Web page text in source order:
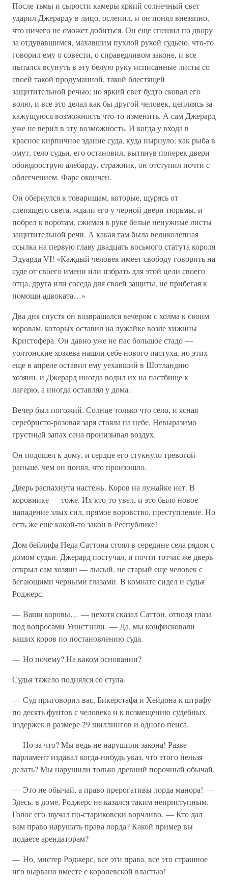
После тьмы и сырости камеры яркий солнечный свет
ударил Джерарду в лицо, ослепил, и он понял внезапно,
что ничего не сможет добиться. Он еще спешил по двору
за отдувавшимся, махавшим пухлой рукой судьею, что-то
говорил ему о совести, о справедливом законе, и все
пытался всунуть в эту белую руку исписанные листы со
своей такой продуманной, такой блестящей
защитительной речью; но яркий свет будто сковал его
волю, и все это делал как бы другой человек, цепляясь за
кажущуюся возможность что-то изменить. А сам Джерард
уже не верил в эту возможность. И когда у входа в
красное кирпичное здание суда, куда нырнуло, как рыба в
омут, тело судьи, его остановил, вытянув поперек двери
обоюдоострую алебарду, стражник, он отступил почти с
облегчением. Фарс окончен.
Он обернулся к товарищам, которые, щурясь от
слепящего света, ждали его у черной двери тюрьмы, и
побрел к воротам, сжимая в руке белые ненужные листы
защитительной речи. А какая там была великолепная
ссылка на первую главу двадцать восьмого статута короля
Эдуарда VI! «Каждый человек имеет свободу говорить на
суде от своего имени или избрать для этой цели своего
отца, друга или соседа для своей защиты, не прибегая к
помощи адвоката…»
Два дня спустя он возвращался вечером с холма к своим
коровам, которых оставил на лужайке возле хижины
Кристофера. Он давно уже не пас большое стадо —
уолтонские хозяева нашли себе нового пастуха, но этих
еще в апреле оставил ему уехавший в Шотландию
хозяин, и Джерард иногда водил их на пастбище к
лагерю, а иногда оставлял у дома.
Вечер был погожий. Солнце только что село, и ясная
серебристо-розовая заря стояла на небе. Невыразимо
грустный запах сена пронизывал воздух.
Он подошел к дому, и сердце его стукнуло тревогой
раньше, чем он понял, что произошло.
Дверь распахнута настежь. Коров на лужайке нет. В
коровнике — тоже. Их кто-то увел, и это было новое
нападение злых сил, прямое воровство, преступление. Но
есть же еще какой-то закон в Республике!
Дом бейлифа Неда Саттона стоял в середине села рядом с
домом судьи. Джерард постучал, и почти тотчас же дверь
открыл сам хозяин — лысый, не старый еще человек с
бегающими черными глазами. В комнате сидел и судья
Роджерс.
— Ваши коровы… — нехотя сказал Саттон, отводя глаза
под вопросами Уинстэнли. — Да, мы конфисковали
ваших коров по постановлению суда.
— Но почему? На каком основании?
Судья тяжело поднялся со стула.
— Суд приговорил вас, Бикерстафа и Хейдона к штрафу
по десять фунтов с человека и к возмещению судебных
издержек в размере 29 шиллингов и одного пенса.
— Но за что? Мы ведь не нарушили закона! Разве
парламент издавал когда-нибудь указ, что этого нельзя
делать? Мы нарушили только древний порочный обычай.
— Это не обычай, а право прерогативы лорда манора! —
Здесь, в доме, Роджерс не казался таким неприступным.
Голос его звучал по-стариковски ворчливо. — Кто дал
вам право нарушать права лорда? Какой пример вы
подаете арендаторам?
— Но, мистер Роджерс, все эти права, все это страшное
иго вырвано вместе с королевской властью!